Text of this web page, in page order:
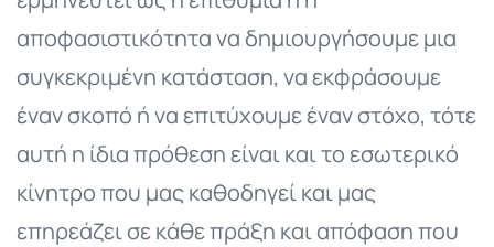
αποφασιστικότητα να δημιουργήσουμε μια
συγκεκριμένη κατάσταση, να εκφράσουμε
έναν σκοπό ή να επιτύχουμε έναν στόχο, τότε
αυτή η ίδια πρόθεση είναι και το εσωτερικό
κίνητρο που μας καθοδηγεί και μας
επηρεάζει σε κάθε πράξη και απόφαση που